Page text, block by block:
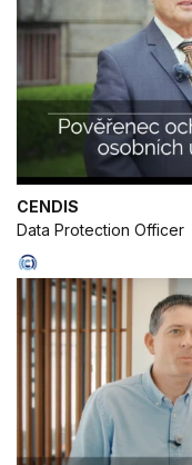
CENDIS
Data Protection Officer